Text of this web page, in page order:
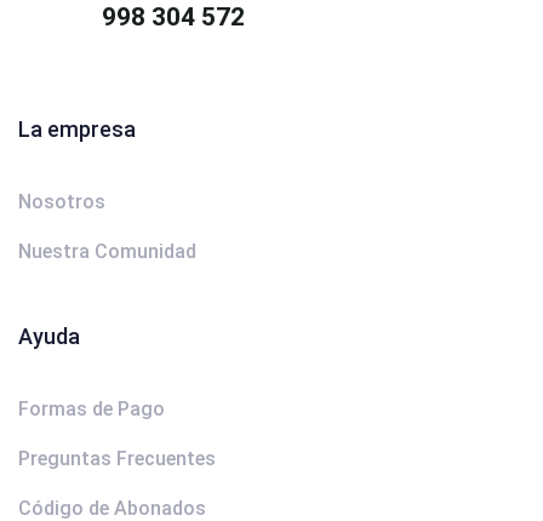
998 304 572
La empresa
Nosotros
Nuestra Comunidad
Ayuda
Formas de Pago
Preguntas Frecuentes
Código de Abonados